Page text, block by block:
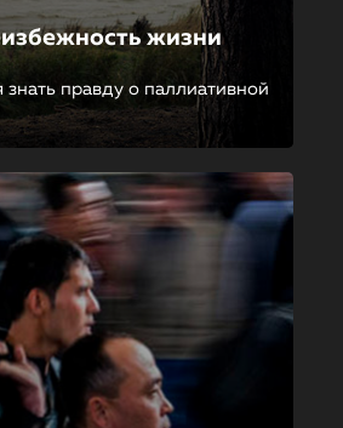
жизни
правду о паллиативной